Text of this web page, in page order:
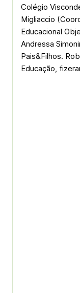
Colégio
Migliaccio
Educacional
Andressa
Pais&Filhos.
Educação,